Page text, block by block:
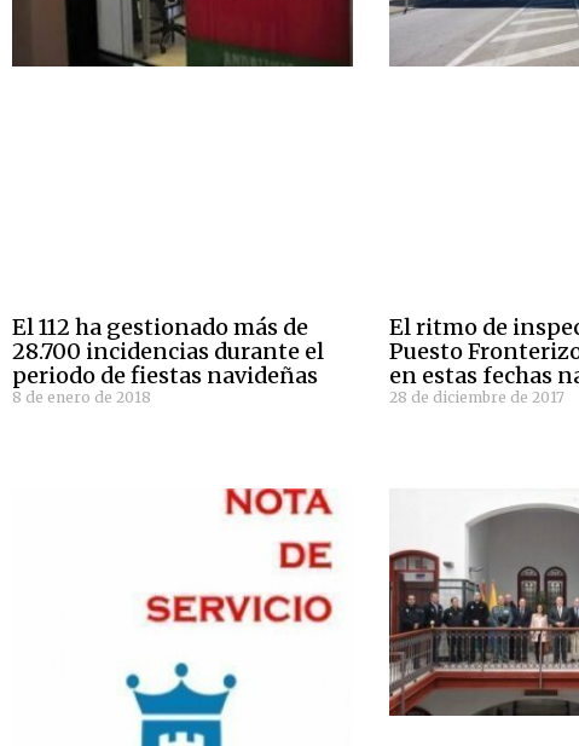
El 112 ha gestionado más de
28.700 incidencias durante el
periodo de fiestas navideñas
8 de enero de 2018
El ritmo de
Puesto
en estas fechas
28 de diciembre de 2017